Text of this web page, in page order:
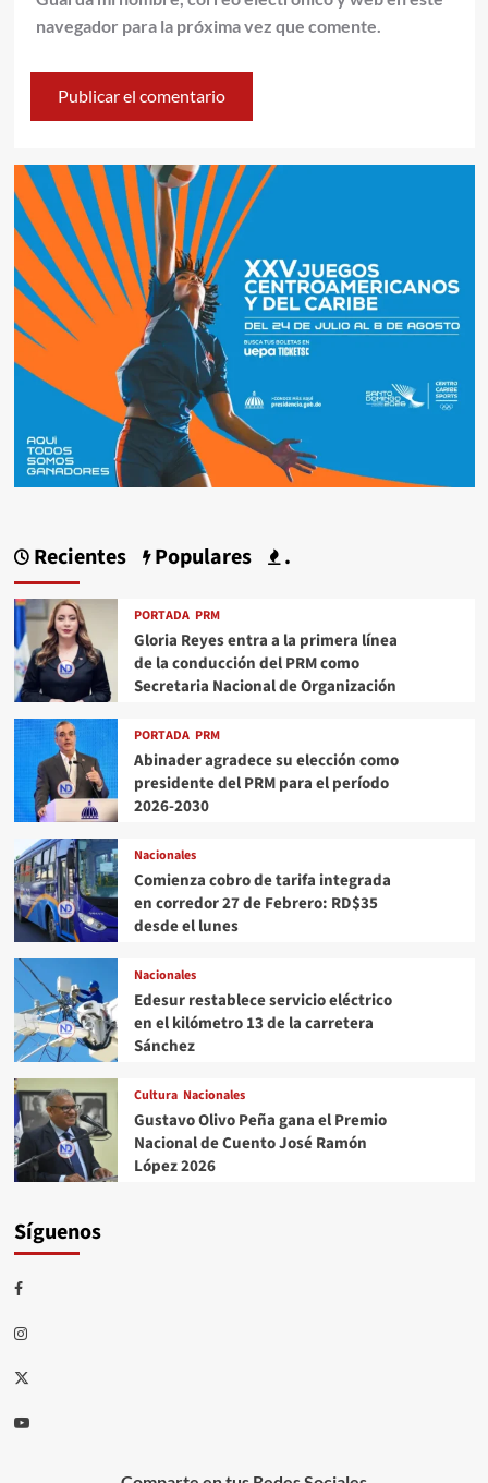
navegador para la próxima vez que comente.
Recientes Populares .
PORTADA PRM
Gloria Reyes entra a la primera línea
de la conducción del PRM como
Secretaria Nacional de Organización
PORTADA PRM
Abinader agradece su elección como
presidente del PRM para el período
2026-2030
Nacionales
Comienza cobro de tarifa integrada
en corredor 27 de Febrero: RD$35
desde el lunes
Nacionales
Edesur restablece servicio eléctrico
en el kilómetro 13 de la carretera
Sánchez
Cultura Nacionales
Gustavo Olivo Peña gana el Premio
Nacional de Cuento José Ramón
López 2026
Síguenos